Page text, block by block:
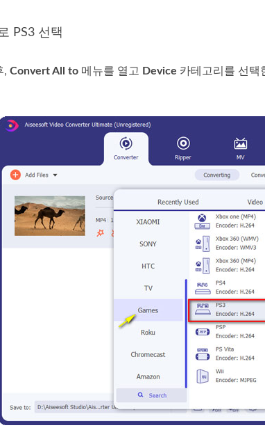
PS3 선택
, Convert All to 메뉴를 열고 Device 카테고리를 선택